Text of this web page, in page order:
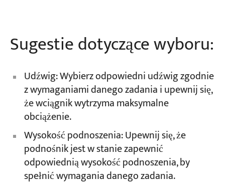
Sugestie dotyczące wyboru:
Udźwig: Wybierz odpowiedni udźwig zgodnie
z wymaganiami danego zadania i upewnij się,
że wciągnik wytrzyma maksymalne
obciążenie.
Wysokość podnoszenia: Upewnij się, że
podnośnik jest w stanie zapewnić
odpowiednią wysokość podnoszenia, by
spełnić wymagania danego zadania.